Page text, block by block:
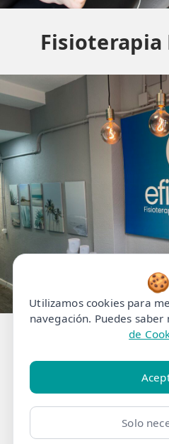
Centro
el Portalegre?
🍪
Utilizamos cookies para
navegación. Puedes saber
de
Solo